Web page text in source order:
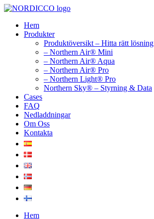
Hoppa
innehållHem
Produkter
Produktöversikt – Hitta rätt lösning
– Northern Air® Mini
– Northern Air® Aqua
– Northern Air® Pro
– Northern Light® Pro
Northern Sky® – Styrning & Data
Cases
FAQ
Nedladdningar
Om Oss
Kontakta
Hem